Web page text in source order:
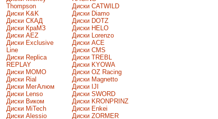
Thompson
Диски K&K
Диски СКАД
Диски КраМЗ
Диски AEZ
Диски Exclusive
Line
Диски Replica
REPLAY
Диски MOMO
Диски Rial
Диски МегАлюм
Диски Lenso
Диски Виком
Диски MiTech
Диски Alessio
Диски CATWILD
Диски Diamo
Диски DOTZ
Диски HELO
Диски Lorenzo
Диски ACE
Диски CMS
Диски TREBL
Диски KYOWA
Диски OZ Racing
Диски Magnetto
Диски IJI
Диски SWORD
Диски KRONPRINZ
Диски Enkei
Диски ZORMER